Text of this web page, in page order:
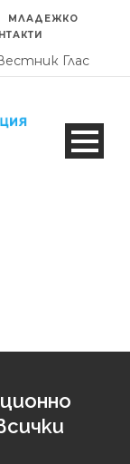
МЛАДЕЖКО
Глас